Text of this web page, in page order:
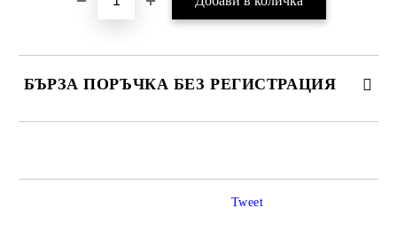
БЪРЗА ПОРЪЧКА БЕЗ РЕГИСТРАЦИЯ
Tweet